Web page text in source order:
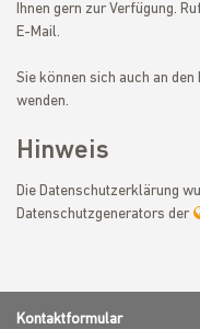
Ihnen gern zur Verfügung.
E-Mail.
Sie können sich auch an
wenden.
Hinweis
Die Datenschutzerklärung
Datenschutzgenerators der
Kontaktformular